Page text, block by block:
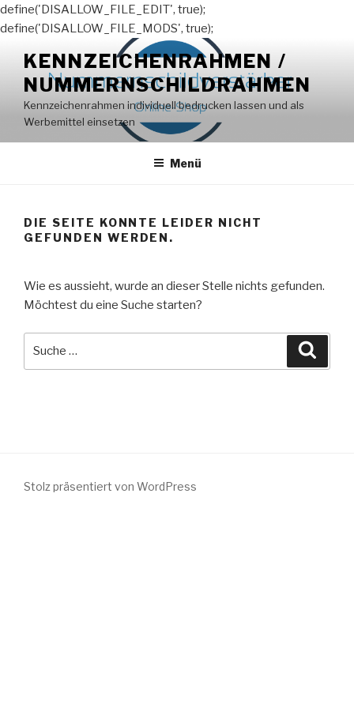
define('DISALLOW_FILE_EDIT', true);
define('DISALLOW_FILE_MODS', true);
Inhalt
springen
KENNZEICHENRAHMEN /
NUMMERNSCHILDRAHMEN
Kennzeichenrahmen individuell bedrucken lassen und als
Werbemittel einsetzen
Menü
DIE SEITE KONNTE LEIDER NICHT
GEFUNDEN WERDEN.
Wie es aussieht, wurde an dieser Stelle nichts gefunden.
Möchtest du eine Suche starten?
Stolz präsentiert von WordPress